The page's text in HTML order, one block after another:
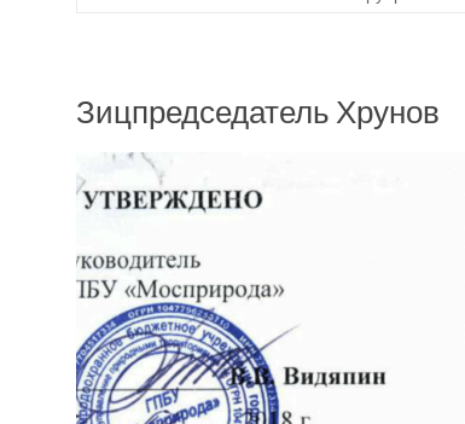
Зицпредседатель Хрунов